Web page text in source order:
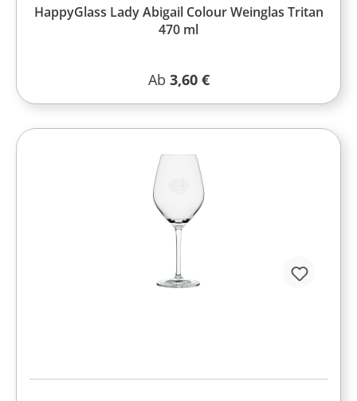
HappyGlass Lady Abigail Colour Weinglas Tritan
470 ml
Regulärer Preis:
Ab 3,60 €